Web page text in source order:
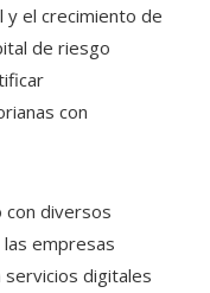
y el crecimiento de
de riesgo
con
con diversos
empresas
digitales